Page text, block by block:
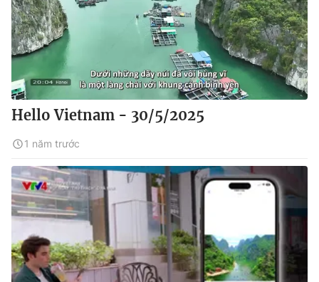
Hello Vietnam - 30/5/2025
1 năm trước